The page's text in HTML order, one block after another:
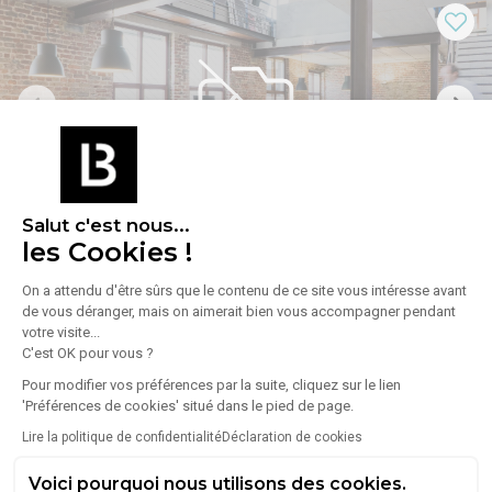
Salut c'est nous...
les Cookies !
On a attendu d'être sûrs que le contenu de ce site vous intéresse avant
de vous déranger, mais on aimerait bien vous accompagner pendant
votre visite...
C'est OK pour vous ?
Pour modifier vos préférences par la suite, cliquez sur le lien
'Préférences de cookies' situé dans le pied de page.
Lire la politique de confidentialitéDéclaration de cookies
Voici pourquoi nous utilisons des cookies.
Vente Bureaux 270 m²
21 Rue Esmangard, 33800 Bordeaux
À proximité immédiate de la Gare St-Jean à Bordeaux, ALCES
REAL ESTATE vous propose à l'achat un immeuble indépendant
rénové de 270 m2 aux prestations anciennes conservées.
Parkings à vendre en option.
Lire plus